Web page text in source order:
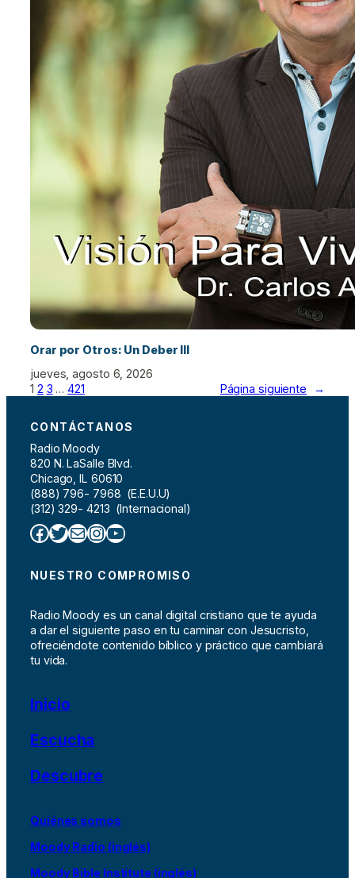
Orar por Otros: Un Deber III
jueves, agosto 6, 2026
1 2 3 … 421 Página siguiente →
CONTÁCTANOS
Radio Moody
820 N. LaSalle Blvd.
Chicago, IL 60610
(888) 796- 7968 (E.E.U.U)
(312) 329- 4213 (Internacional)
Facebook Twitter Correo electrónico InstagramYouTube
NUESTRO COMPROMISO
Radio Moody es un canal digital cristiano que te ayuda
a dar el siguiente paso en tu caminar con Jesucristo,
ofreciéndote contenido bíblico y práctico que cambiará
tu vida.
Inicio
Escucha
Descubre
Quiénes somos
Moody Radio (inglés)
Moody Bible Institute (inglés)